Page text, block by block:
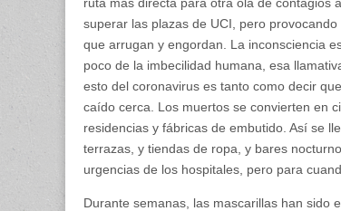
superar las plazas de UCI, pero
que arrugan y engordan. La inconsciencia
poco de la imbecilidad humana, esa
esto del coronavirus es tanto como decir
caído cerca. Los muertos se convierten en
residencias y fábricas de embutido. Así se
terrazas, y tiendas de ropa, y bares
urgencias de los hospitales, pero para
Durante semanas, las mascarillas han sido